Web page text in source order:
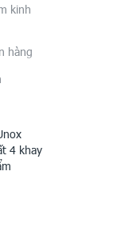
kinh
hàng
4 khay